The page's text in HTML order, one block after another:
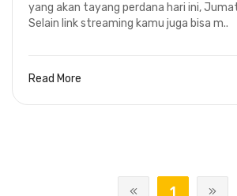
yang akan tayang perdana hari ini,
Selain link streaming kamu juga bisa m..
Read More
1